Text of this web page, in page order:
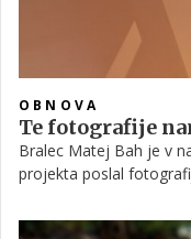
OBNOVA
Te fotografije
Bralec Matej Bah je v
projekta poslal